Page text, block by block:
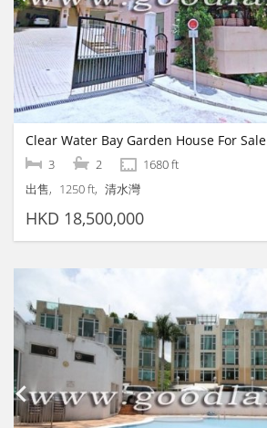
Clear Water Bay Garden House For Sale
3 2
1680 ft
出售
1250 ft 清水灣
HKD 18,500,000